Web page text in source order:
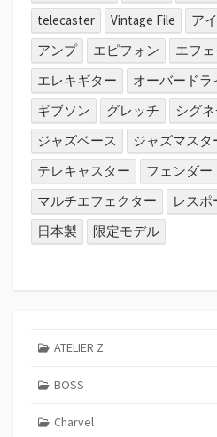
telecaster
Vintage File ア
アンプ
エピフォン エフ
エレキギター
オーバードラ
ギブソン
グレッチ
シグ
ジャズベース
ジャズマスタ
テレキャスター
フェンダー
マルチエフェクター
レスポ
日本製
限定モデル
ATELIER Z
BOSS
Charvel